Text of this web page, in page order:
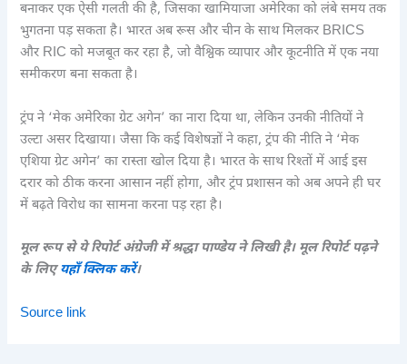
बनाकर एक ऐसी गलती की है, जिसका खामियाजा अमेरिका को लंबे समय तक
भुगतना पड़ सकता है। भारत अब रूस और चीन के साथ मिलकर BRICS
और RIC को मजबूत कर रहा है, जो वैश्विक व्यापार और कूटनीति में एक नया
समीकरण बना सकता है।
ट्रंप ने ‘मेक अमेरिका ग्रेट अगेन’ का नारा दिया था, लेकिन उनकी नीतियों ने
उल्टा असर दिखाया। जैसा कि कई विशेषज्ञों ने कहा, ट्रंप की नीति ने ‘मेक
एशिया ग्रेट अगेन’ का रास्ता खोल दिया है। भारत के साथ रिश्तों में आई इस
दरार को ठीक करना आसान नहीं होगा, और ट्रंप प्रशासन को अब अपने ही घर
में बढ़ते विरोध का सामना करना पड़ रहा है।
मूल रूप से ये रिपोर्ट अंग्रेजी में श्रद्धा पाण्डेय ने लिखी है। मूल रिपोर्ट पढ़ने
के लिएयहाँ क्लिक करें।
Source link